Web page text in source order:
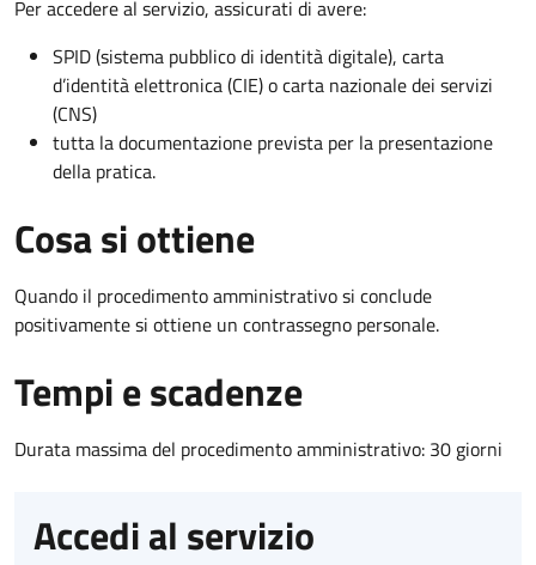
Per accedere al servizio, assicurati di avere:
SPID (sistema pubblico di identità digitale), carta
d’identità elettronica (CIE) o carta nazionale dei servizi
(CNS)
tutta la documentazione prevista per la presentazione
della pratica.
Cosa si ottiene
Quando il procedimento amministrativo si conclude
positivamente si ottiene un contrassegno personale.
Tempi e scadenze
Durata massima del procedimento amministrativo: 30 giorni
Accedi al servizio